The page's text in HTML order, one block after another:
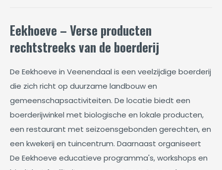
Eekhoeve – Verse producten
rechtstreeks van de boerderij
De Eekhoeve in Veenendaal is een veelzijdige boerderij
die zich richt op duurzame landbouw en
gemeenschapsactiviteiten. De locatie biedt een
boerderijwinkel met biologische en lokale producten,
een restaurant met seizoensgebonden gerechten, en
een kwekerij en tuincentrum. Daarnaast organiseert
De Eekhoeve educatieve programma's, workshops en